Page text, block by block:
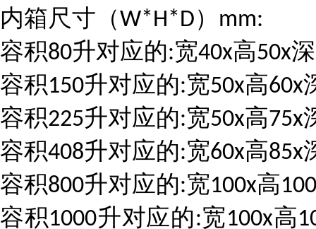
内箱尺寸（W*H*D） mm:
容积80升对应的:宽40x高50x深
容积150升对应的:宽50x高60x
容积225升对应的:宽50x高75x
容积408升对应的:宽60x高85x
容积800升对应的:宽100x高
容积1000升对应的:宽100x高